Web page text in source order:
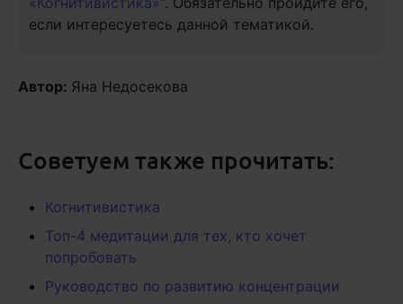
если интересуетесь данной тематикой.
Автор: Яна Недосекова
Советуем также прочитать:
Когнитивистика
Топ-4 медитации для тех, кто хочет
попробовать
Руководство по развитию концентрации